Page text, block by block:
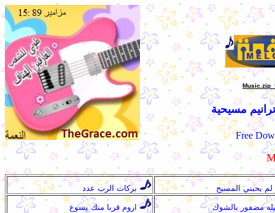
Music.zip
مسيحية
Free
لم يحبني المسيح
اروم قربا منك يسوع